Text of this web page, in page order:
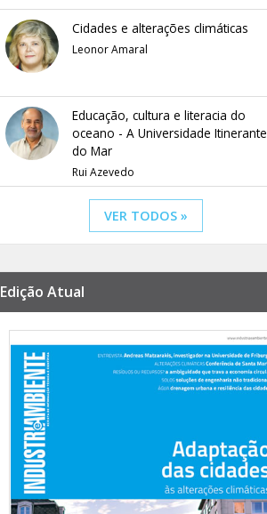
Cidades e alterações climáticas
Leonor Amaral
Educação, cultura e literacia do
oceano - A Universidade Itinerante
do Mar
Rui Azevedo
VER TODOS »
Edição Atual